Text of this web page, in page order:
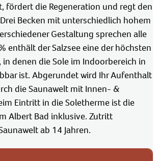
fördert die Regeneration und regt den
Becken mit unterschiedlich hohem
Gestaltung sprechen alle
enthält der Salzsee eine der höchsten
denen die Sole im Indoorbereich in
ist. Abgerundet wird Ihr Aufenthalt
die Saunawelt mit Innen- &
Eintritt in die Soletherme ist die
Albert Bad inklusive. Zutritt
ab 14 Jahren.